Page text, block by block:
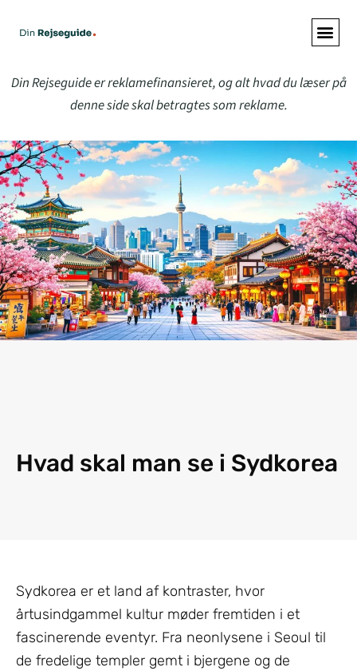
Din Rejseguide er reklamefinansieret, og alt hvad du læser på
denne side skal betragtes som reklame.
Hvad skal man se i Sydkorea
Sydkorea er et land af kontraster, hvor
årtusindgammel kultur møder fremtiden i et
fascinerende eventyr. Fra neonlysene i Seoul til
de fredelige templer gemt i bjergene og de